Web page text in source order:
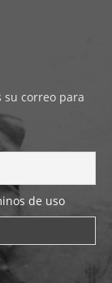
su correo para
de uso